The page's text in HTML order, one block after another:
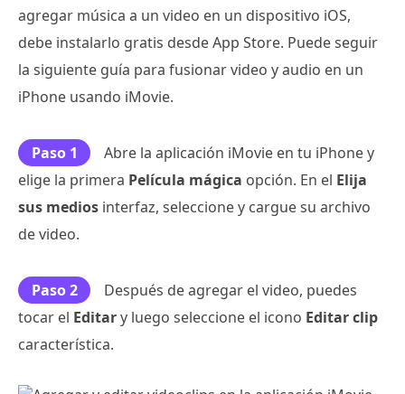
agregar música a un video en un dispositivo iOS,
debe instalarlo gratis desde App Store. Puede seguir
la siguiente guía para fusionar video y audio en un
iPhone usando iMovie.
Paso 1
Abre la aplicación iMovie en tu iPhone y
elige la primera Película mágica opción. En el Elija
sus medios interfaz, seleccione y cargue su archivo
de video.
Paso 2
Después de agregar el video, puedes
tocar el Editary luego seleccione el icono Editar clip
característica.